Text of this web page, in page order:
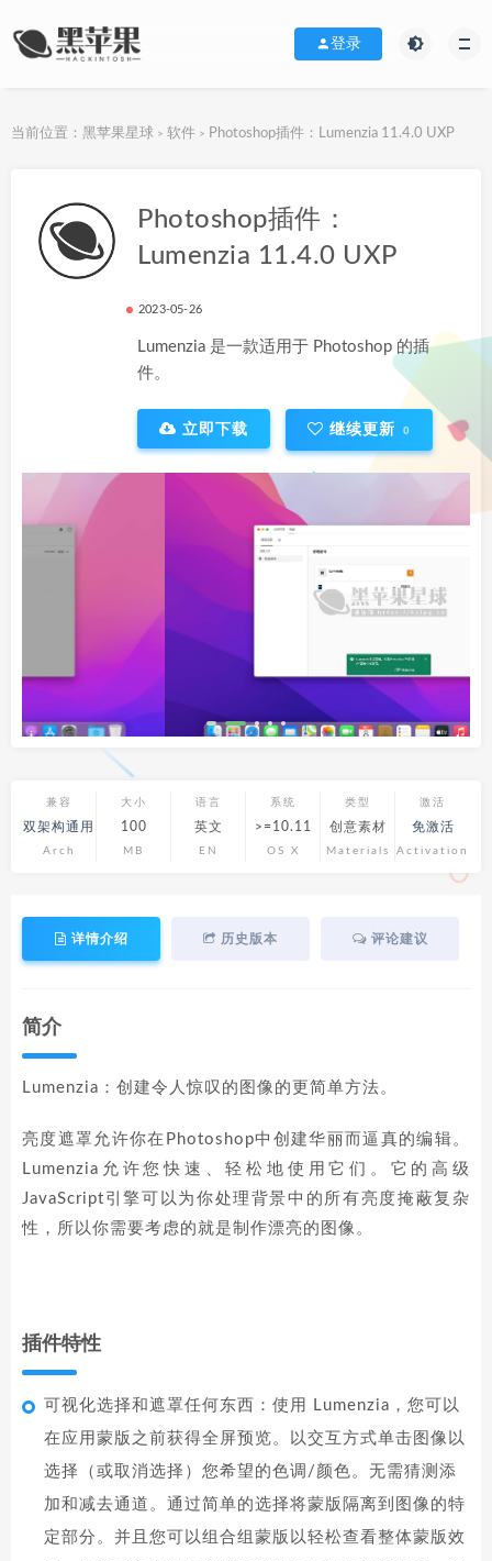
登录
当前位置： 黑苹果星球 > 软件 > Photoshop插件：Lumenzia 11.4.0 UXP
Photoshop插件：
Lumenzia 11.4.0 UXP
2023-05-26
Lumenzia 是一款适用于 Photoshop 的插
件。
立即下载 继续更新 0
兼容
双架构通用
Arch
大小
100
MB
语言
英文
EN
系统
>=10.11
OS X
类型
创意素材
Materials
激活
免激活
Activation
详情介绍 历史版本 评论建议
简介
Lumenzia：创建令人惊叹的图像的更简单方法。
亮度遮罩允许你在Photoshop中创建华丽而逼真的编辑。
Lumenzia允许您快速、轻松地使用它们。它的高级
JavaScript引擎可以为你处理背景中的所有亮度掩蔽复杂
性，所以你需要考虑的就是制作漂亮的图像。
插件特性
可视化选择和遮罩任何东西：使用 Lumenzia，您可以
在应用蒙版之前获得全屏预览。以交互方式单击图像以
选择（或取消选择）您希望的色调/颜色。无需猜测添
加和减去通道。通过简单的选择将蒙版隔离到图像的特
定部分。并且您可以组合组蒙版以轻松查看整体蒙版效